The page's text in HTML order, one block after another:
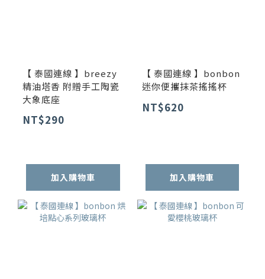
【 泰國連線 】breezy
精油塔香 附贈手工陶瓷
大象底座
NT$290
加入購物車
【 泰國連線 】bonbon
迷你便攜抹茶搖搖杯
NT$620
加入購物車